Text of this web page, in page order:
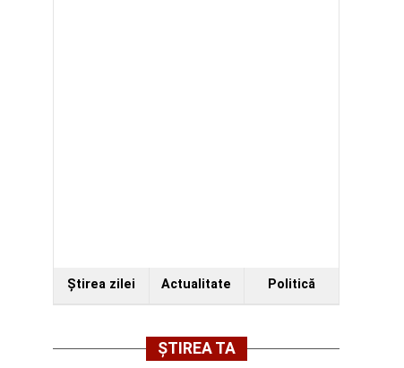
Ştirea zilei Actualitate Politică
ȘTIREA TA